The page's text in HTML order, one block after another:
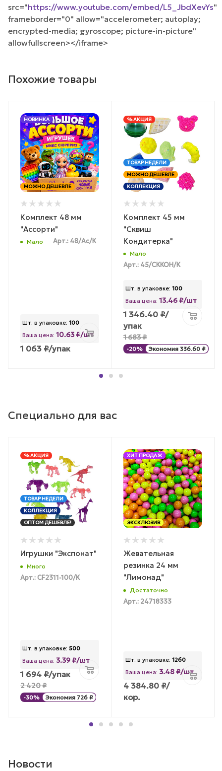
src="https://www.youtube.com/embed/L5_JbdXevYs"
frameborder="0" allow="accelerometer; autoplay;
encrypted-media; gyroscope; picture-in-picture"
allowfullscreen></iframe>
Похожие товары
НОВИНКА
МОЖНО ДЕШЕВЛЕ
Комплект 48 мм
"Ассорти"
Мало Арт.: 48/Ас/К
Шт. в упаковке: 100
Ваша цена: 10.63 ₽/шт
1 063 ₽/упак
% АКЦИЯ
ТОВАР НЕДЕЛИ
МОЖНО ДЕШЕВЛЕ
КОЛЛЕКЦИЯ
Комплект 45 мм
"Сквиш
Кондитерка"
Мало
Арт.: 45/СККОН/К
Шт. в упаковке: 100
Ваша цена: 13.46 ₽/шт
1 346.40 ₽/
упак
1 683₽
-20% Экономия 336.60 ₽
Специально для вас
% АКЦИЯ
ТОВАР НЕДЕЛИ
КОЛЛЕКЦИЯ
ОПТОМ ДЕШЕВЛЕ!
Игрушки "Экспонат"
Много
Арт.: CF2311-100/К
Шт. в упаковке: 500
Ваша цена: 3.39 ₽/шт
1 694 ₽/упак
2 420₽
-30% Экономия 726 ₽
ХИТ ПРОДАЖ
ЭКСКЛЮЗИВ
Жевательная
резинка 24 мм
"Лимонад"
Достаточно
Арт.: 24718333
Шт. в упаковке: 1260
Ваша цена: 3.48 ₽/шт
4 384.80 ₽/
кор.
Новости